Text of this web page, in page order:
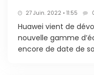
27 Juin. 2022 • 11:55
Huawei vient de
nouvelle gamme
encore de date de